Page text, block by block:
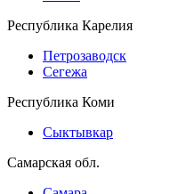
Республика Карелия
Петрозаводск
Сегежа
Республика Коми
Сыктывкар
Самарская обл.